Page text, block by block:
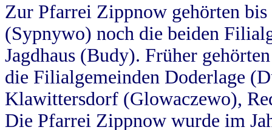
Zur Pfarrei Zippnow gehörten
(Sypnywo) noch die beiden
Jagdhaus (Budy). Früher
die Filialgemeinden Doderlage
Klawittersdorf (Glowaczewo),
Die Pfarrei Zippnow wurde im